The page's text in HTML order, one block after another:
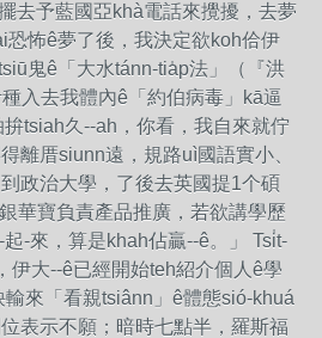
去予藍國亞khà電話來攪擾，去夢
恐怖ê夢了後，我決定欲koh佮伊
鬼ê「大水tánn-tia̍p法」（『洪
入去我體內ê「約伯病毒」kā逼
tsiah久--ah，你看，我自來就佇
離厝siunn遠，規路uì國語實小、
政治大學，了後去英國提1个碩
華寶負責產品推廣，若欲講學歷
-來，算是khah佔贏--ê。」 Tsi̍t-
伊大--ê已經開始teh紹介個人ê學
來「看親tsiânn」ê體態sió-khuá
表示不願；暗時七點半，羅斯福